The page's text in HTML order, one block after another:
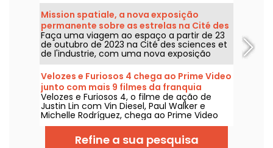
Mission spatiale, a nova exposição
permanente sobre as estrelas na Cité des
sciences
Faça uma viagem ao espaço a partir de 23
de outubro de 2023 na Cité des sciences et
de l'industrie, com uma nova exposição
permanente sobre a conquista do espaço.
Velozes e Furiosos 4 chega ao Prime Video
junto com mais 9 filmes da franquia
Velozes e Furiosos 4, o filme de ação de
Justin Lin com Vin Diesel, Paul Walker e
Michelle Rodríguez, chega ao Prime Video
em 1º de agosto de 2026, com várias
entregas da franquia.
Refine a sua pesquisa